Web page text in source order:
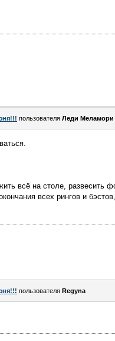
пользователя Леди Меламори
всё на столе, развесить
всех рингов и
пользователя Regyna